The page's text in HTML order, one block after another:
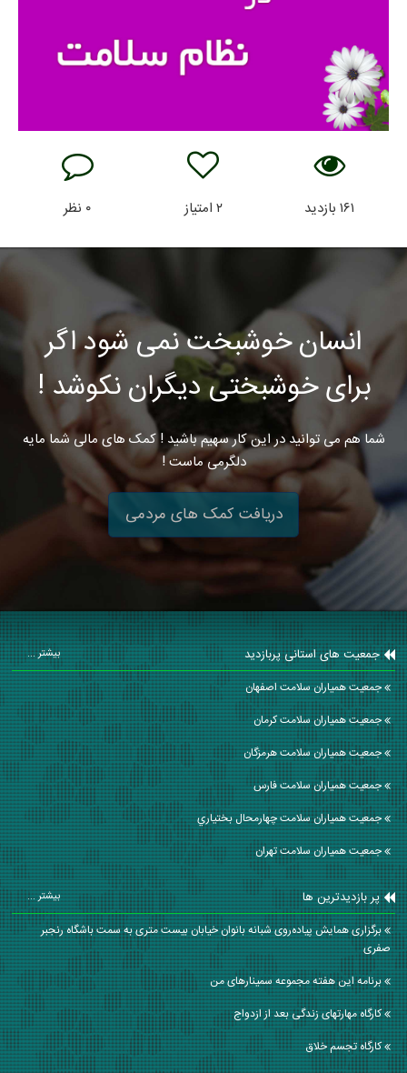
۱۶۱بازدید ۲ امتیاز ۰ نظر
انسان خوشبخت نمی شود اگر
برای خوشبختی دیگران نکوشد !
شما هم می توانید در این کار سهیم باشید ! کمک های مالی شما مایه
دلگرمی ماست !
دریافت کمک های مردمی
جمعیت های استانی پربازدید بیشتر ...
جمعیت همیاران سلامت اصفهان
جمعیت همیاران سلامت كرمان
جمعیت همیاران سلامت هرمزگان
جمعیت همیاران سلامت فارس
جمعیت همیاران سلامت چهارمحال بختياري
جمعیت همیاران سلامت تهران
پر بازدیدترین ها بیشتر ...
برگزاری همایش پیاده‌روی شبانه بانوان خیابان بیست متری به سمت باشگاه رنجبر
صفری
برنامه این هفته مجموعه سمینارهای من
کارگاه مهارتهای زندگی بعد از ازدواج
کارگاه تجسم خلاق